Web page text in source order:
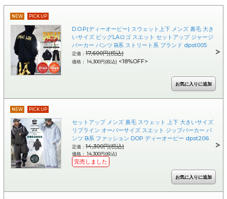
NEW PICK UP
D.O.P(ディーオーピー) スウェット上下 メンズ 裏毛 大き
いサイズ ビッグLAロゴ スエット セットアップ ジャージ
パーカー パンツ B系 ストリート系 ブランド dpst005
定価：17,600円(税込)
価格： 14,300円(税込) <18%OFF>
NEW PICK UP
セットアップ メンズ 裏毛 スウェット 上下 大きいサイズ
リブライン オーバーサイズ スエット ジップパーカー パ
ンツ B系 ファッション DOP ディーオーピー dpst206
定価：14,300円(税込)
価格： 14,300円(税込)
完売しました